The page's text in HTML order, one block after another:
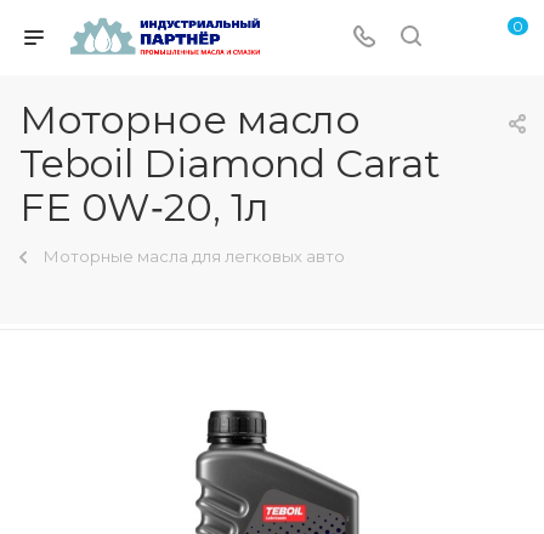
0
Моторное масло
Teboil Diamond Carat
FE 0W‑20, 1л
Моторные масла для легковых авто